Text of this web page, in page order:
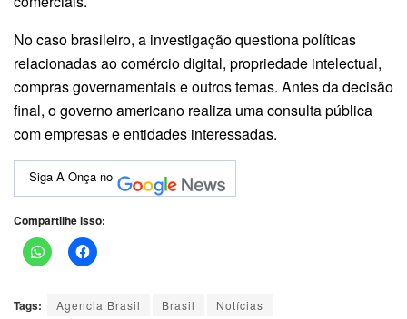
No caso brasileiro, a investigação questiona políticas
relacionadas ao comércio digital, propriedade intelectual,
compras governamentais e outros temas. Antes da decisão
final, o governo americano realiza uma consulta pública
com empresas e entidades interessadas.
Siga A Onça no
Compartilhe isso:
Tags: Agencia Brasil Brasil Notícias